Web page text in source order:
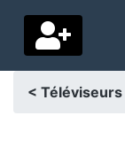
< Téléviseurs